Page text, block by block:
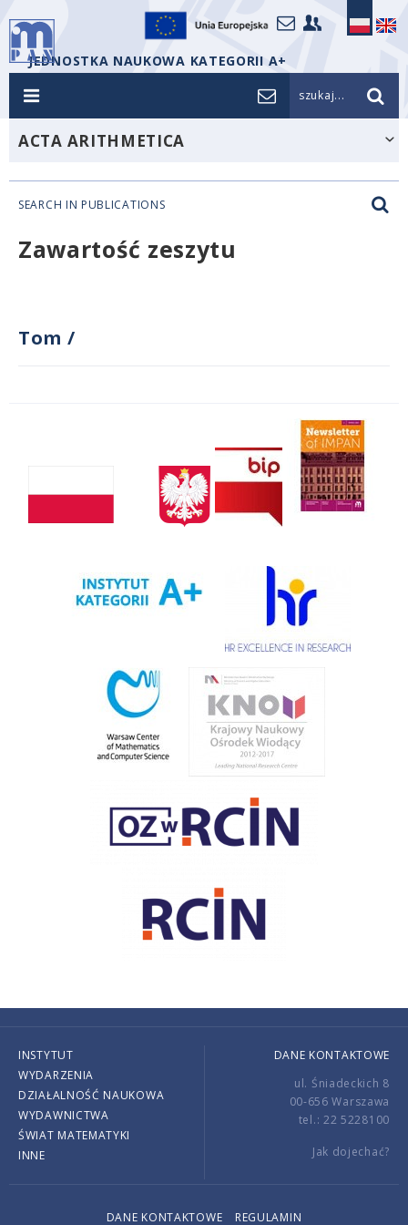
JEDNOSTKA NAUKOWA KATEGORII A+
szukaj...
ACTA ARITHMETICA
SEARCH IN PUBLICATIONS
Zawartość zeszytu
Tom /
INSTYTUT
WYDARZENIA
DZIAŁALNOŚĆ NAUKOWA
WYDAWNICTWA
ŚWIAT MATEMATYKI
INNE
DANE KONTAKTOWE
ul. Śniadeckich 8
00-656 Warszawa
tel.: 22 5228100
Jak dojechać?
DANE KONTAKTOWE REGULAMIN